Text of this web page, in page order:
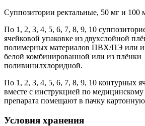
Суппозитории ректальные, 50 мг и 100
По 1, 2, 3, 4, 5, 6, 7, 8, 9, 10
ячейковой упаковке из двухслойной
полимерных материалов ПВХ/ПЭ или
белой комбинированной или из плёнки
поливинилхлоридной.
По 1, 2, 3, 4, 5, 6, 7, 8, 9, 10 контурных
вместе с инструкцией по
препарата помещают в пачку
Условия хранения